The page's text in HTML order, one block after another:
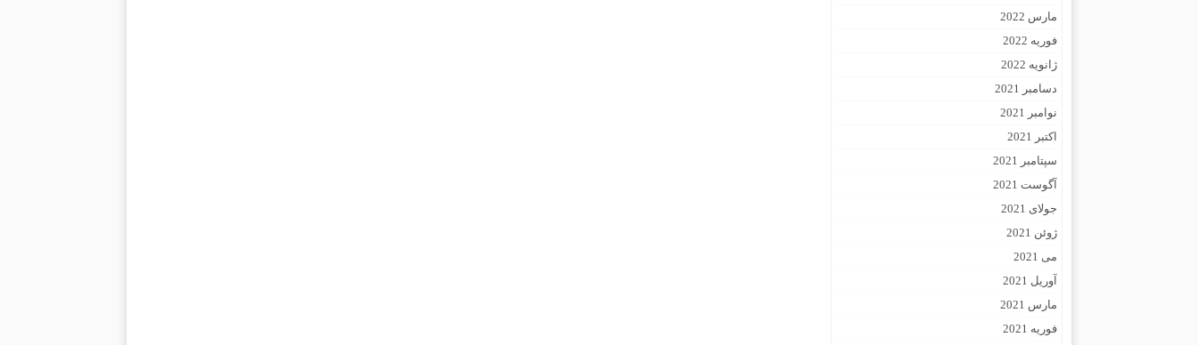
مارس 2022
فوریه 2022
ژانویه 2022
دسامبر 2021
نوامبر 2021
اکتبر 2021
سپتامبر 2021
آگوست 2021
جولای 2021
ژوئن 2021
می 2021
آوریل 2021
مارس 2021
فوریه 2021